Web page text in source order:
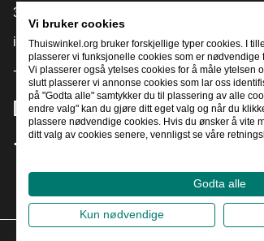
3905 NL Veenendaal
info@thuiswinkel.org
+31 (0)318 64 85 75
[_General:SocialMediaTitle]
Vi bruker cookies
Thuiswinkel.org bruker forskjellige typer cookies. I
plasserer vi funksjonelle cookies som er nødvendige
Vi plasserer også ytelses cookies for å måle ytelsen
slutt plasserer vi annonse cookies som lar oss
på "Godta alle" samtykker du til plassering av alle
endre valg" kan du gjøre ditt eget valg og når du
plassere nødvendige cookies. Hvis du ønsker å vite
ditt valg av cookies senere, vennligst se våre
Godta alle
Kun nødvendige